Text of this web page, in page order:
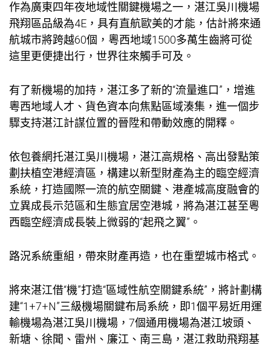
作為廣東四年夜地域性關鍵機場之一，湛江吳川機場
飛翔區品級為4E，具有直航歐美的才能，估計將來通
航城市將跨越60個，粵西地域1500多萬生齒將可從
這里更便捷出行，世界往來觸手可及。
有了新機場的加持，湛江多了新的“流量進口”，增進
粵西地域人才、貨色資本向焦點區域湊集，進一個步
驟支持湛江計謀位置的晉陞和帶動效應的開釋。
依包養網托湛江吳川機場，湛江高規格、高出發點策
劃扶植空港經濟區，構建以新型財產為主的臨空經濟
系統，打造國際一流的航空關鍵、港產城高度融會的
立異成長示范區和生態宜居空港城，將為湛江甚至粵
西臨空經濟成長裝上微弱的“起飛之翼”。
路況系統重組，帶來財產再造，也在重塑城市格式。
將來湛江借“機”打造“區域性航空關鍵系統”，將計劃構
建“1+7+N”三級機場關鍵布局系統，即1個平易近用運
輸機場為湛江吳川機場，7個通用機場為湛江坡頭、
新塘、徐聞、雷州、廉江、南三島，湛江救助飛翔基